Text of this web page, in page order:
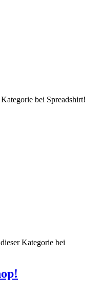
bei Spreadshirt!
Kategorie bei